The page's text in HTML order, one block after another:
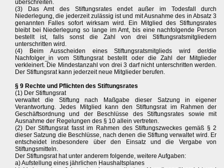
überschreiten.
(3) Das Amt des Stiftungsrates endet außer im Todesfall durch
Niederlegung, die jederzeit zulässig ist und mit Ausnahme des in Absatz 3
genannten Falles sofort wirksam wird. Ein Mitglied des Stiftungsrates
bleibt bei Niederlegung so lange im Amt, bis eine nachfolgende Person
bestellt ist, falls sonst die Zahl von drei Stiftungsratsmitgliedern
unterschritten wird.
(4) Beim Ausscheiden eines Stiftungsratsmitglieds wird der/die
Nachfolger_in vom Stiftungsrat bestellt oder die Zahl der Mitglieder
verkleinert. Die Mindestanzahl von drei 3 darf nicht unterschritten werden.
Der Stiftungsrat kann jederzeit neue Mitglieder berufen.
§ 9 Rechte und Pflichten des Stiftungsrates
(1) Der Stiftungsrat
verwaltet die Stiftung nach Maßgabe dieser Satzung in eigener
Verantwortung. Jedes Mitglied kann den Stiftungsrat im Rahmen der
Geschäftsordnung und der Beschlüsse des Stiftungsrates sowie mit
Ausnahme der Regelungen des § 10 allein vertreten.
(2) Der Stiftungsrat fasst im Rahmen des Stiftungszweckes gemäß § 2
dieser Satzung die Beschlüsse, nach denen die Stiftung verwaltet wird. Er
entscheidet insbesondere über den Einsatz und die Vergabe von
Stiftungsmitteln.
Der Stiftungsrat hat unter anderem folgende, weitere Aufgaben:
a) Aufstellung eines jährlichen Haushaltsplanes